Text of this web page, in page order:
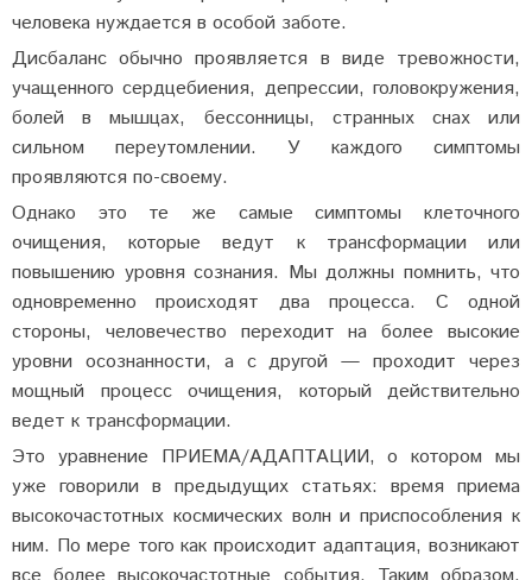
человека нуждается в особой заботе.
Дисбаланс обычно проявляется в виде тревожности,
учащенного сердцебиения, депрессии, головокружения,
болей в мышцах, бессонницы, странных снах или
сильном переутомлении. У каждого симптомы
проявляются по-своему.
Однако это те же самые симптомы клеточного
очищения, которые ведут к трансформации или
повышению уровня сознания. Мы должны помнить, что
одновременно происходят два процесса. С одной
стороны, человечество переходит на более высокие
уровни осознанности, а с другой — проходит через
мощный процесс очищения, который действительно
ведет к трансформации.
Это уравнение ПРИЕМА/АДАПТАЦИИ, о котором мы
уже говорили в предыдущих статьях: время приема
высокочастотных космических волн и приспособления к
ним. По мере того как происходит адаптация, возникают